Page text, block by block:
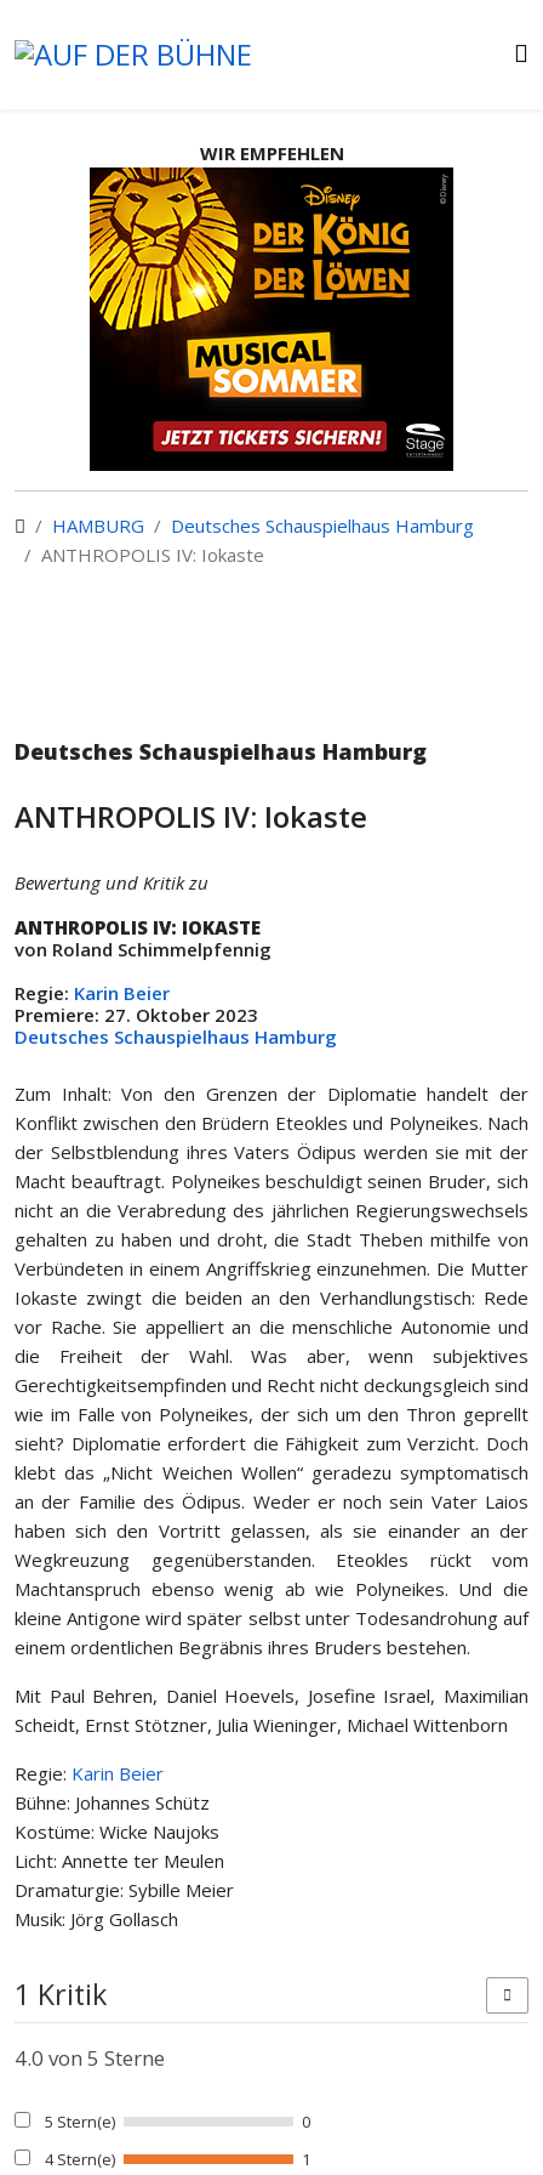
WIR EMPFEHLEN
HAMBURG
Deutsches Schauspielhaus Hamburg
ANTHROPOLIS IV: Iokaste
Deutsches Schauspielhaus Hamburg
ANTHROPOLIS IV: Iokaste
Bewertung und Kritik zu
ANTHROPOLIS IV: IOKASTE
von Roland Schimmelpfennig
Regie: Karin Beier
Premiere: 27. Oktober 2023
Deutsches Schauspielhaus Hamburg
Zum Inhalt: Von den Grenzen der Diplomatie handelt der
Konflikt zwischen den Brüdern Eteokles und Polyneikes. Nach
der Selbstblendung ihres Vaters Ödipus werden sie mit der
Macht beauftragt. Polyneikes beschuldigt seinen Bruder, sich
nicht an die Verabredung des jährlichen Regierungswechsels
gehalten zu haben und droht, die Stadt Theben mithilfe von
Verbündeten in einem Angriffskrieg einzunehmen. Die Mutter
Iokaste zwingt die beiden an den Verhandlungstisch: Rede
vor Rache. Sie appelliert an die menschliche Autonomie und
die Freiheit der Wahl. Was aber, wenn subjektives
Gerechtigkeitsempfinden und Recht nicht deckungsgleich sind
wie im Falle von Polyneikes, der sich um den Thron geprellt
sieht? Diplomatie erfordert die Fähigkeit zum Verzicht. Doch
klebt das „Nicht Weichen Wollen“ geradezu symptomatisch
an der Familie des Ödipus. Weder er noch sein Vater Laios
haben sich den Vortritt gelassen, als sie einander an der
Wegkreuzung gegenüberstanden. Eteokles rückt vom
Machtanspruch ebenso wenig ab wie Polyneikes. Und die
kleine Antigone wird später selbst unter Todesandrohung auf
einem ordentlichen Begräbnis ihres Bruders bestehen.
Mit Paul Behren, Daniel Hoevels, Josefine Israel, Maximilian
Scheidt, Ernst Stötzner, Julia Wieninger, Michael Wittenborn
Regie: Karin Beier
Bühne: Johannes Schütz
Kostüme: Wicke Naujoks
Licht: Annette ter Meulen
Dramaturgie: Sybille Meier
Musik: Jörg Gollasch
1 Kritik
4.0 von 5 Sterne
5 Stern(e)
0
4 Stern(e)
1